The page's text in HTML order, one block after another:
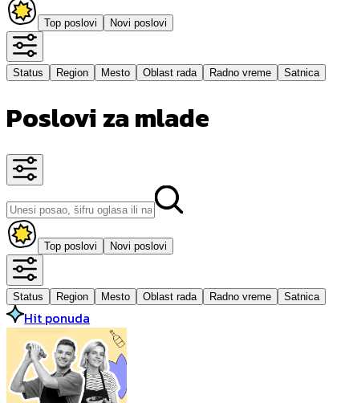
Top poslovi Novi poslovi
Status Region Mesto Oblast rada Radno vreme Satnica
Poslovi za mlade
Top poslovi Novi poslovi
Status Region Mesto Oblast rada Radno vreme Satnica
Hit ponuda